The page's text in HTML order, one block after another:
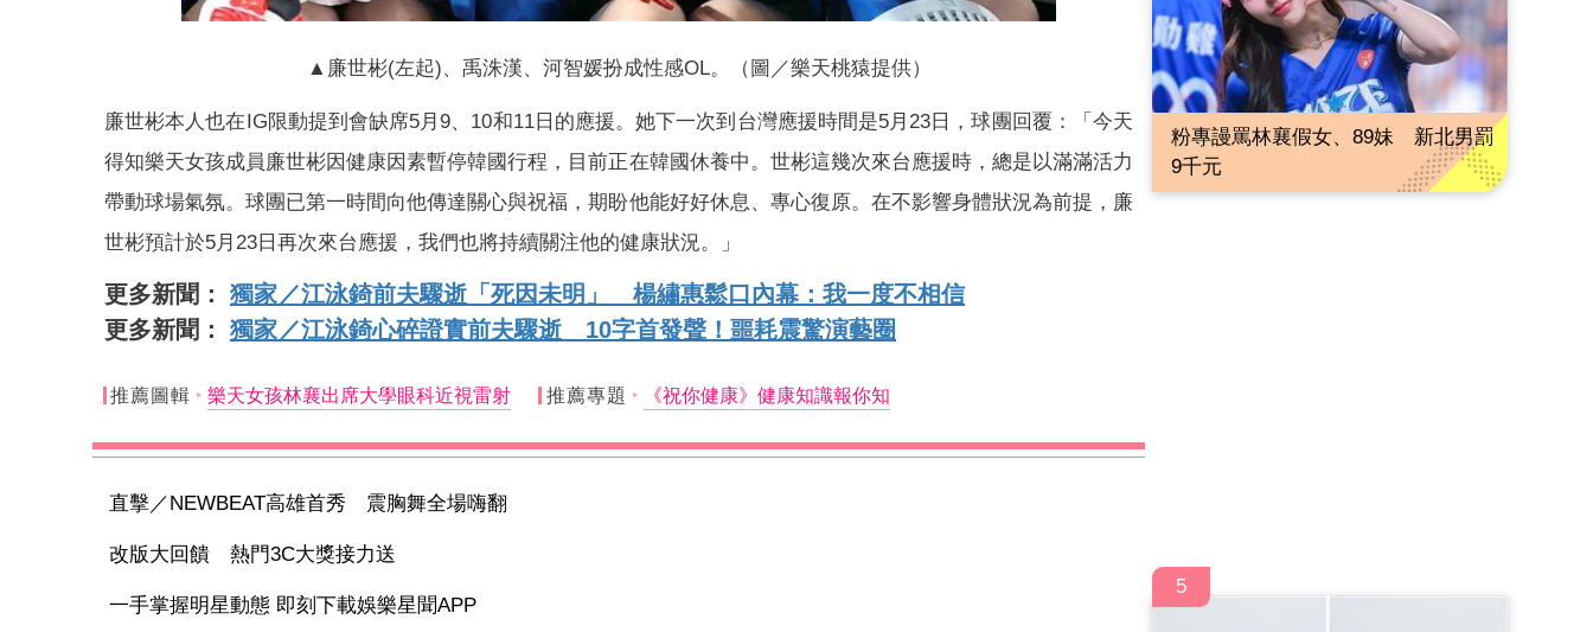
▲廉世彬(左起)、禹洙漢、河智媛扮成性感OL。（圖／樂天桃猿提供）
廉世彬本人也在IG限動提到會缺席5月9、10和11日的應援。她下一次到台灣應援時間是5月23日，球團回覆：「今天
得知樂天女孩成員廉世彬因健康因素暫停韓國行程，目前正在韓國休養中。世彬這幾次來台應援時，總是以滿滿活力
帶動球場氣氛。球團已第一時間向他傳達關心與祝福，期盼他能好好休息、專心復原。在不影響身體狀況為前提，廉
世彬預計於5月23日再次來台應援，我們也將持續關注他的健康狀況。」
更多新聞： 獨家／江泳錡前夫驟逝「死因未明」 楊繡惠鬆口內幕：我一度不相信
更多新聞： 獨家／江泳錡心碎證實前夫驟逝 10字首發聲！噩耗震驚演藝圈
推薦圖輯 樂天女孩林襄出席大學眼科近視雷射 推薦專題 《祝你健康》健康知識報你知
直擊／NEWBEAT高雄首秀 震胸舞全場嗨翻
改版大回饋 熱門3C大獎接力送
一手掌握明星動態 即刻下載娛樂星聞APP
粉專謾罵林襄假女、89妹 新北男罰
9千元
5